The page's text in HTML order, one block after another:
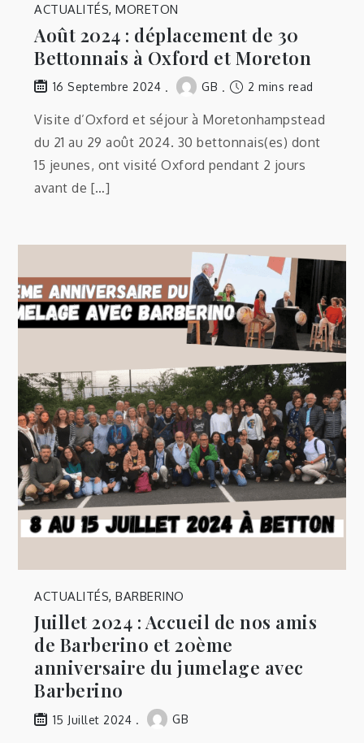
ACTUALITÉS,MORETON
Août 2024 : déplacement de 30
Bettonnais à Oxford et Moreton
16 Septembre 2024 GB 2 mins read
Visite d’Oxford et séjour à Moretonhampstead
du 21 au 29 août 2024. 30 bettonnais(es) dont
15 jeunes, ont visité Oxford pendant 2 jours
avant de […]
ACTUALITÉS,BARBERINO
Juillet 2024 : Accueil de nos amis
de Barberino et 20ème
anniversaire du jumelage avec
Barberino
15 Juillet 2024 GB